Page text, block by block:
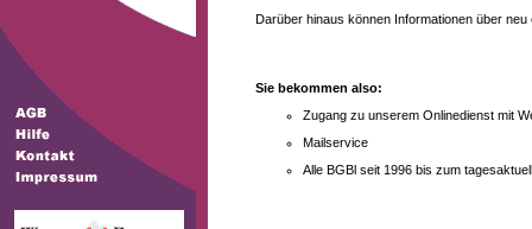
Darüber hinaus können Informationen über
Sie bekommen also:
Zugang zu unserem Onlinedienst mit
Mailservice
Alle BGBl seit 1996 bis zum